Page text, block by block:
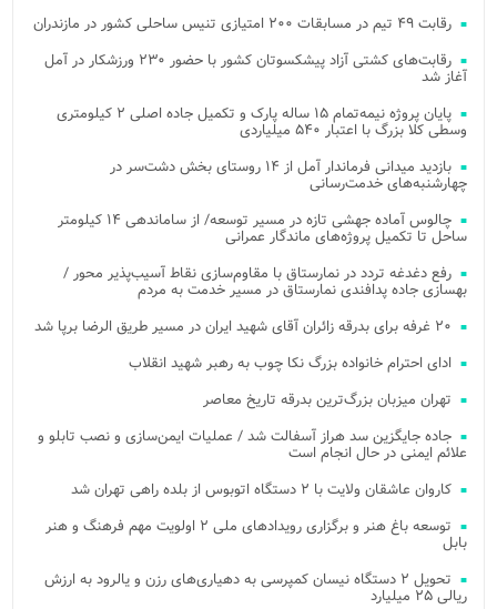
رقابت ۴۹ تیم در مسابقات ۲۰۰ امتیازی تنیس ساحلی کشور در مازندران
رقابت‌های کشتی آزاد پیشکسوتان کشور با حضور ۲۳۰ ورزشکار در آمل
آغاز شد
پایان پروژه نیمه‌تمام ۱۵ ساله پارک و تکمیل جاده اصلی ۲ کیلومتری
وسطی کلا بزرگ با اعتبار ۵۴۰ میلیاردی
بازدید میدانی فرماندار آمل از ۱۴ روستای بخش دشت‌سر در
چهارشنبه‌های خدمت‌رسانی
چالوس آماده جهشی تازه در مسیر توسعه/ از ساماندهی ۱۴ کیلومتر
ساحل تا تکمیل پروژه‌های ماندگار عمرانی
رفع دغدغه تردد در نمارستاق با مقاوم‌سازی نقاط آسیب‌پذیر محور /
بهسازی جاده پدافندی نمارستاق در مسیر خدمت به مردم
۲۰ غرفه برای بدرقه زائران آقای شهید ایران در مسیر طریق الرضا برپا شد
ادای احترام خانواده بزرگ نکا چوب به رهبر شهید انقلاب
تهران میزبان بزرگ‌ترین بدرقه تاریخ معاصر
جاده جایگزین سد هراز آسفالت شد / عملیات ایمن‌سازی و نصب تابلو و
علائم ایمنی در حال انجام است
کاروان عاشقان ولایت با ۲ دستگاه اتوبوس از بلده راهی تهران شد
توسعه باغ هنر و برگزاری رویدادهای ملی ۲ اولویت مهم فرهنگ و هنر
بابل
تحویل ۲ دستگاه نیسان کمپرسی به دهیاری‌های رزن و یالرود به ارزش
ریالی ۲۵ میلیارد